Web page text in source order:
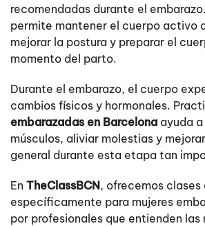
recomendadas durante el
permite mantener el cuerpo activo
mejorar la postura y preparar el
momento del parto.
Durante el embarazo, el cuerpo
cambios físicos y hormonales.
embarazadas en Barcelona ayuda
músculos, aliviar molestias y
general durante esta etapa tan
En TheClassBCN, ofrecemos
específicamente para mujeres
por profesionales que entienden las